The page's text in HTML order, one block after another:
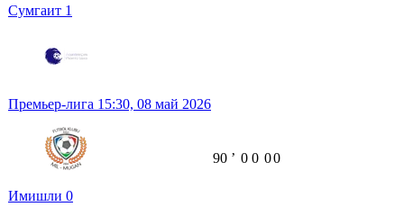
Сумгаит 1
Премьер-лига 15:30, 08 май 2026
Имишли 0
90 ʼ 0 0 00